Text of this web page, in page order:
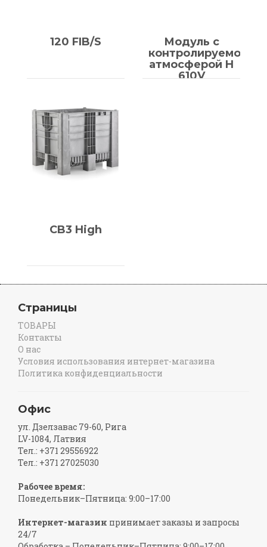
120 FIB/S
Модуль с
контролируемой
атмосферой H
610V
CB3 High
Страницы
ТОВАРЫ
Контакты
О нас
Условия использования интернет-магазина
Политика конфиденциальности
Офис
ул. Дзелзавас 79-60, Рига
LV-1084, Латвия
Тел.: +371 29556922
Тел.: +371 27025030
Рабочее время:
Понедельник–Пятница: 9:00–17:00
Интернет-магазин принимает заказы и запросы
24/7